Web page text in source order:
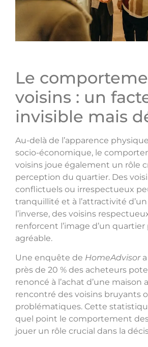
Le
voisins : un
invisible mais
Au-delà de l’apparence
socio-économique, le
voisins joue également un rôle
perception du quartier. Des
conflictuels ou irrespectueux
tranquillité et à l’attractivité
l’inverse, des voisins
renforcent l’image d’un quartier
agréable.
Une enquête de HomeAdvisora
près de 20 % des acheteurs
renoncé à l’achat d’une maison
rencontré des voisins bruyants
problématiques. Cette
quel point le comportement
jouer un rôle crucial dans la